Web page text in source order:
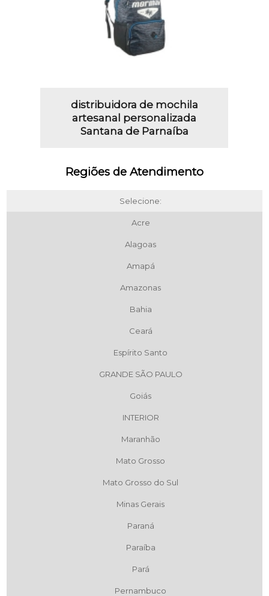
distribuidora de mochila
artesanal personalizada
Santana de Parnaíba
Regiões de Atendimento
Selecione:
Acre
Alagoas
Amapá
Amazonas
Bahia
Ceará
Espírito Santo
GRANDE SÃO PAULO
Goiás
INTERIOR
Maranhão
Mato Grosso
Mato Grosso do Sul
Minas Gerais
Paraná
Paraíba
Pará
Pernambuco